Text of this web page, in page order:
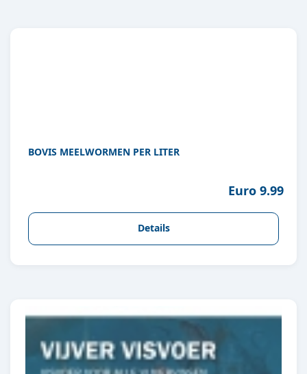
BOVIS MEELWORMEN PER LITER
Euro 9.99
Details